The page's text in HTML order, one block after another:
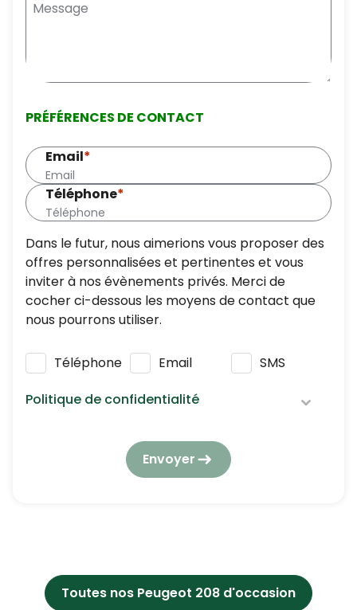
PRÉFÉRENCES DE CONTACT
Email*
Téléphone*
Dans le futur, nous aimerions vous proposer des
offres personnalisées et pertinentes et vous
inviter à nos évènements privés. Merci de
cocher ci-dessous les moyens de contact que
nous pourrons utiliser.
Téléphone Email
SMS
Politique de confidentialité
Nous respectons vos données personnelles :
elles seront utilisées et traitées conformément
politique de confidentialité
consommation, vous pouvez vous opposer à
tout moment à être démarché par téléphone,
Envoyer
Toutes nos Peugeot 208 d'occasion